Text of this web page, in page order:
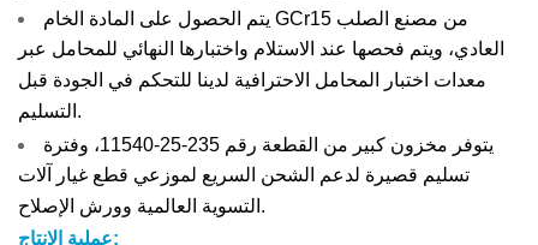
يتم الحصول على المادة الخام GCr15 من مصنع الصلب
العادي، ويتم فحصها عند الاستلام واختبارها النهائي للمحامل عبر
معدات اختبار المحامل الاحترافية لدينا للتحكم في الجودة قبل
التسليم.
يتوفر مخزون كبير من القطعة رقم 235-25-11540، وفترة
تسليم قصيرة لدعم الشحن السريع لموزعي قطع غيار آلات
التسوية العالمية وورش الإصلاح.
عملية الإنتاج: